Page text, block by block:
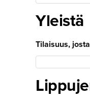
Yleistä
Tilaisuus,